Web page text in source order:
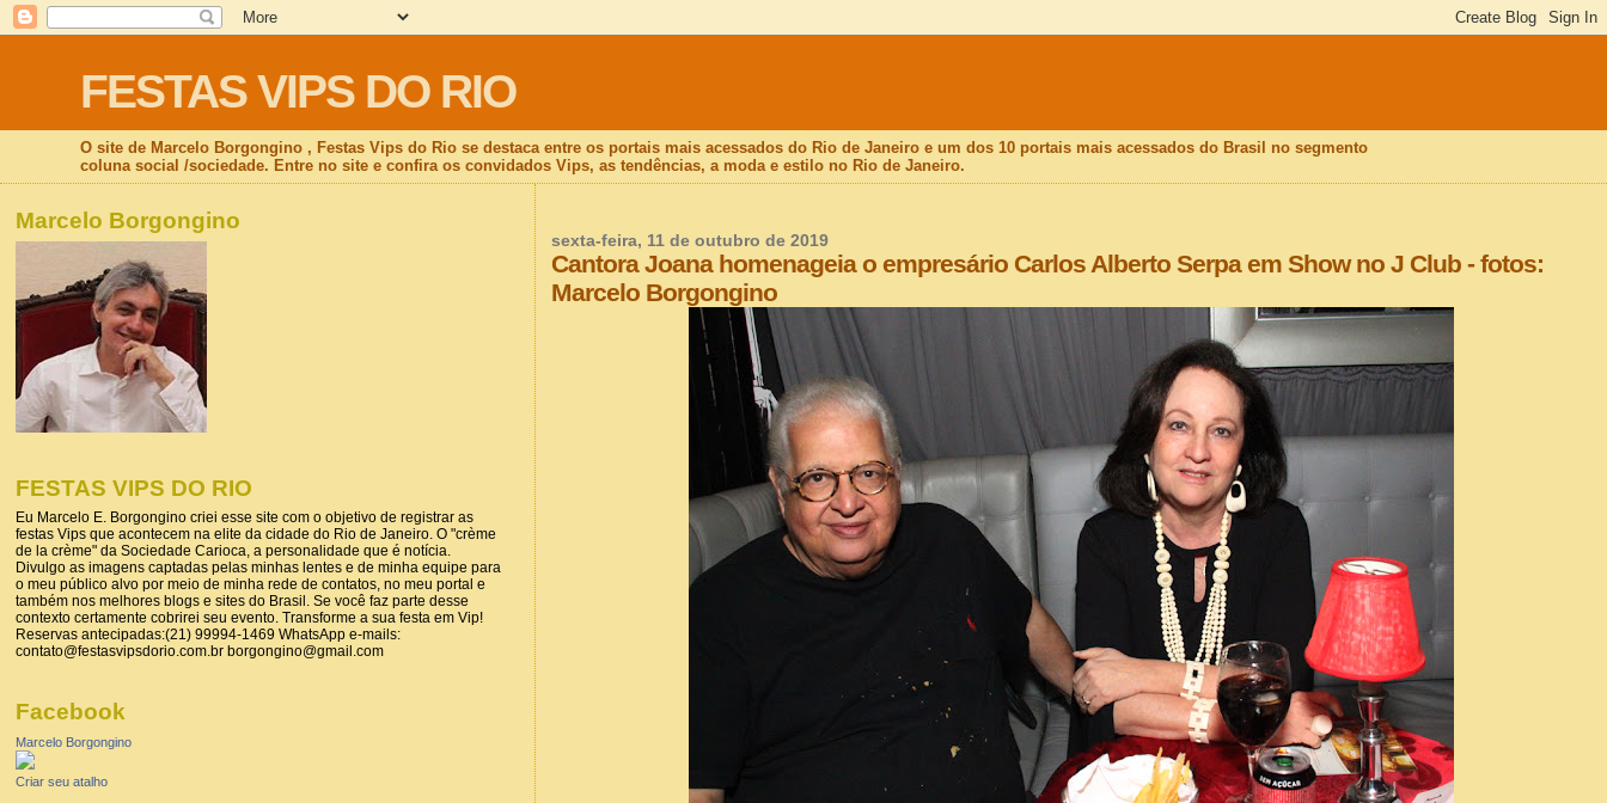
FESTAS VIPS DO RIO
O site de Marcelo Borgongino , Festas Vips do Rio se destaca entre os portais mais acessados do Rio de Janeiro e um dos 10 portais mais acessados do Brasil no segmento
coluna social /sociedade. Entre no site e confira os convidados Vips, as tendências, a moda e estilo no Rio de Janeiro.
sexta-feira, 11 de outubro de 2019
Cantora Joana homenageia o empresário Carlos Alberto Serpa em Show no J Club - fotos:
Marcelo Borgongino
Marcelo Borgongino
FESTAS VIPS DO RIO
Eu Marcelo E. Borgongino criei esse site com o objetivo de registrar as
festas Vips que acontecem na elite da cidade do Rio de Janeiro. O "crème
de la crème" da Sociedade Carioca, a personalidade que é notícia.
Divulgo as imagens captadas pelas minhas lentes e de minha equipe para
o meu público alvo por meio de minha rede de contatos, no meu portal e
também nos melhores blogs e sites do Brasil. Se você faz parte desse
contexto certamente cobrirei seu evento. Transforme a sua festa em Vip!
Reservas antecipadas:(21) 99994-1469 WhatsApp e-mails:
contato@festasvipsdorio.com.br borgongino@gmail.com
Facebook
Marcelo Borgongino
Criar seu atalho